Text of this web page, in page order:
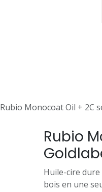
Rubio Monocoat Oil + 2C
Rubio
Huile-cire
bois en une